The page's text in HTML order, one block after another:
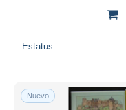
Estatus
Nuevo